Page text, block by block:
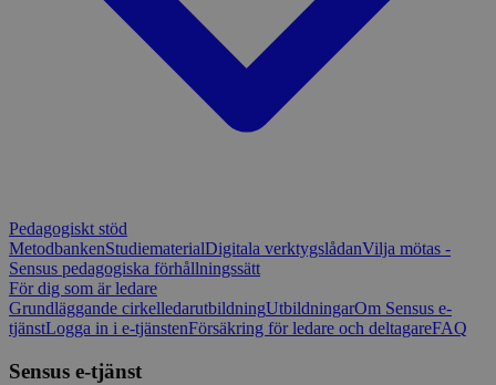
Pedagogiskt stöd
MetodbankenStudiematerialDigitala verktygslådanVilja mötas -
Sensus pedagogiska förhållningssätt
För dig som är ledare
Grundläggande cirkelledarutbildningUtbildningarOm Sensus e-
tjänstLogga in i e-tjänstenFörsäkring för ledare och deltagareFAQ
Sensus e-tjänst